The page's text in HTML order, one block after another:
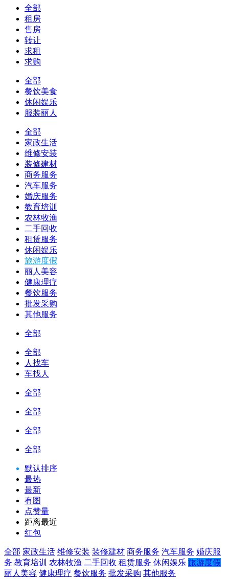
全部
租房
售房
转让
求租
求购
全部
餐饮美食
休闲娱乐
服装丽人
全部
家政生活
维修安装
装修建材
商务服务
汽车服务
婚庆服务
教育培训
农林牧渔
二手回收
租赁服务
休闲娱乐
旅游度假
丽人美容
健康理疗
餐饮服务
批发采购
其他服务
全部
全部
人找车
车找人
全部
全部
全部
全部
默认排序
最热
最新
有图
点赞量
距离最近
红包
全部 家政生活 维修安装 装修建材 商务服务 汽车服务 婚庆服
务 教育培训 农林牧渔 二手回收 租赁服务 休闲娱乐 旅游度假
丽人美容 健康理疗 餐饮服务 批发采购 其他服务